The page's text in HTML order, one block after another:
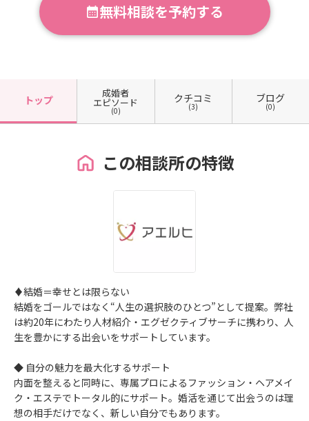
無料相談を予約する
トップ
成婚者
エピソード
(0)
クチコミ
(3)
ブログ
(0)
この相談所の特徴
♦結婚＝幸せとは限らない
結婚をゴールではなく“人生の選択肢のひとつ”として提案。弊社
は約20年にわたり人材紹介・エグゼクティブサーチに携わり、人
生を豊かにする出会いをサポートしています。
◆ 自分の魅力を最大化するサポート
内面を整えると同時に、専属プロによるファッション・ヘアメイ
ク・エステでトータル的にサポート。婚活を通じて出会うのは理
想の相手だけでなく、新しい自分でもあります。